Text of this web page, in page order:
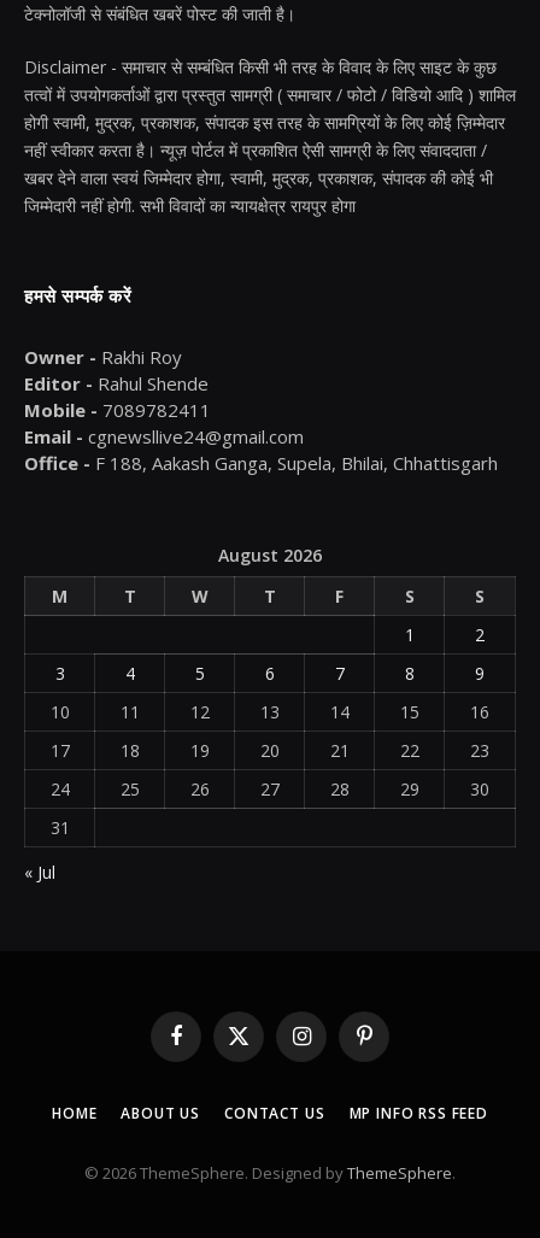
टेक्नोलॉजी से संबंधित खबरें पोस्ट की जाती है।
Disclaimer - समाचार से सम्बंधित किसी भी तरह के विवाद के लिए साइट के कुछ
तत्वों में उपयोगकर्ताओं द्वारा प्रस्तुत सामग्री ( समाचार / फोटो / विडियो आदि ) शामिल
होगी स्वामी, मुद्रक, प्रकाशक, संपादक इस तरह के सामग्रियों के लिए कोई ज़िम्मेदार
नहीं स्वीकार करता है। न्यूज़ पोर्टल में प्रकाशित ऐसी सामग्री के लिए संवाददाता /
खबर देने वाला स्वयं जिम्मेदार होगा, स्वामी, मुद्रक, प्रकाशक, संपादक की कोई भी
जिम्मेदारी नहीं होगी. सभी विवादों का न्यायक्षेत्र रायपुर होगा
हमसे सम्पर्क करें
Owner - Rakhi Roy
Editor - Rahul Shende
Mobile - 7089782411
Email - cgnewsllive24@gmail.com
Office - F 188, Aakash Ganga, Supela, Bhilai, Chhattisgarh
August 2026
M
T W T F S
S
1
2
3
4 5 6 7 8
9
10
11 12 13 14 15
16
17
18 19 20 21 22
23
24
25 26 27 28 29
30
31
« Jul
Facebook
X
(Twitter)
InstagramPinterest
HOME ABOUT US CONTACT US MP INFO RSS FEED
© 2026 ThemeSphere. Designed byThemeSphere.